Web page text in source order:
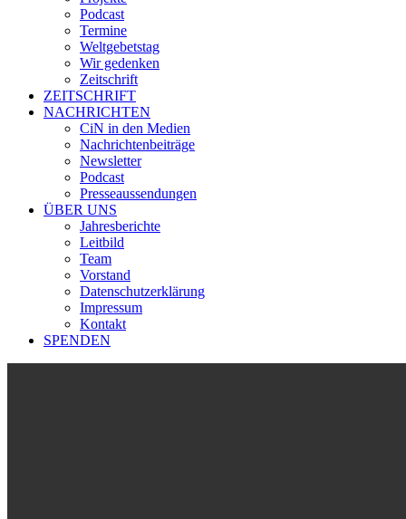
Podcast
Termine
Weltgebetstag
Wir gedenken
Zeitschrift
ZEITSCHRIFT
NACHRICHTEN
CiN in den Medien
Nachrichtenbeiträge
Newsletter
Podcast
Presseaussendungen
ÜBER UNS
Jahresberichte
Leitbild
Team
Vorstand
Datenschutzerklärung
Impressum
Kontakt
SPENDEN